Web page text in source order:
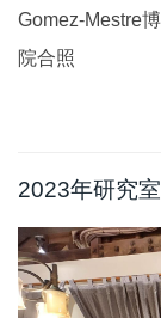
Gomez-Mestre
院合照
2023年研究